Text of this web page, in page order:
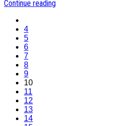
Continue reading
4
5
6
7
8
9
10
11
12
13
14